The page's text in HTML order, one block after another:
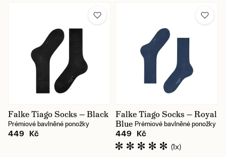
Falke Tiago Socks — Black
Prémiové bavlněné ponožky
449 Kč
Falke Tiago Socks — Royal
Blue Prémiové bavlněné ponožky
449 Kč
(1x)